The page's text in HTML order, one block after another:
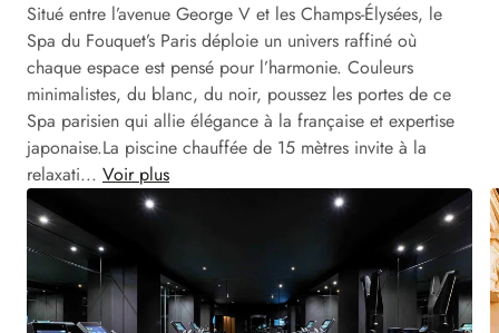
Situé entre l’avenue George V et les Champs-Élysées, le
Spa du Fouquet’s Paris déploie un univers raffiné où
chaque espace est pensé pour l’harmonie. Couleurs
minimalistes, du blanc, du noir, poussez les portes de ce
Spa parisien qui allie élégance à la française et expertise
japonaise.La piscine chauffée de 15 mètres invite à la
relaxati... Voir plus